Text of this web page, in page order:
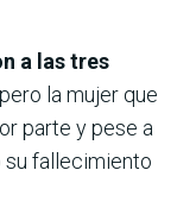
a las tres
la mujer que
parte y pese a
su fallecimiento